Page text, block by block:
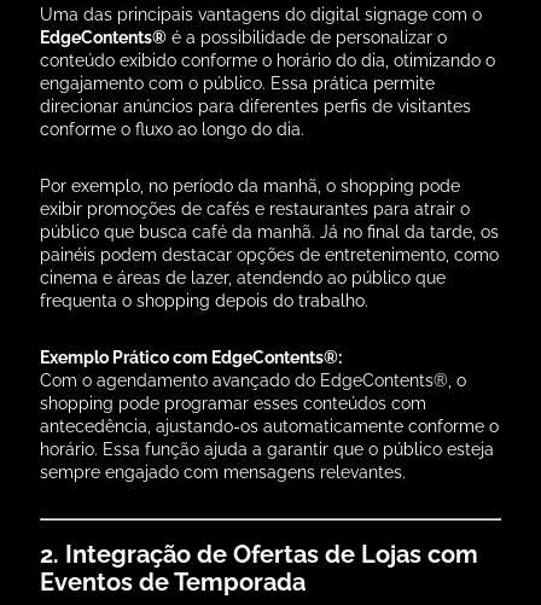
Uma das principais vantagens do digital signage com o
EdgeContents® é a possibilidade de personalizar o
conteúdo exibido conforme o horário do dia, otimizando o
engajamento com o público. Essa prática permite
direcionar anúncios para diferentes perfis de visitantes
conforme o fluxo ao longo do dia.
Por exemplo, no período da manhã, o shopping pode
exibir promoções de cafés e restaurantes para atrair o
público que busca café da manhã. Já no final da tarde, os
painéis podem destacar opções de entretenimento, como
cinema e áreas de lazer, atendendo ao público que
frequenta o shopping depois do trabalho.
Exemplo Prático com EdgeContents®:
Com o agendamento avançado do EdgeContents®, o
shopping pode programar esses conteúdos com
antecedência, ajustando-os automaticamente conforme o
horário. Essa função ajuda a garantir que o público esteja
sempre engajado com mensagens relevantes.
2. Integração de Ofertas de Lojas com
Eventos de Temporada